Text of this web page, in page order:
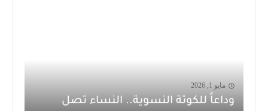
مايو 1, 2026
وداعاً للكوتة النسوية.. النساء تصل